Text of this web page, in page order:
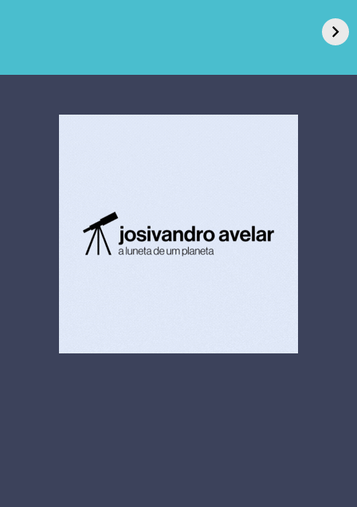
caso de superfungo